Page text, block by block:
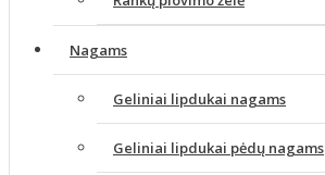
Nagams
Geliniai lipdukai nagams
Geliniai lipdukai pėdų nagams